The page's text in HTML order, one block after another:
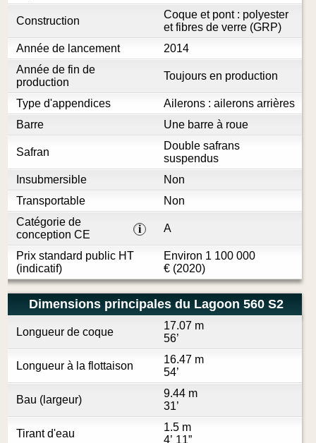
Construction
Coque et pont : polyester
et fibres de verre (GRP)
Année de lancement
2014
Année de fin de
production
Toujours en production
Type d'appendices
Ailerons : ailerons arrières
Barre
Une barre à roue
Safran
Double safrans
suspendus
Insubmersible
Non
Transportable
Non
Catégorie de
conception CE
i A
Prix standard public HT
(indicatif)
Environ 1 100 000
€(2020)
Dimensions principales du Lagoon 560 S2
Longueur de coque
17.07 m
56’
Longueur à la flottaison
16.47 m
54’
Bau (largeur)
9.44 m
31’
Tirant d'eau
1.5 m
4’ 11”